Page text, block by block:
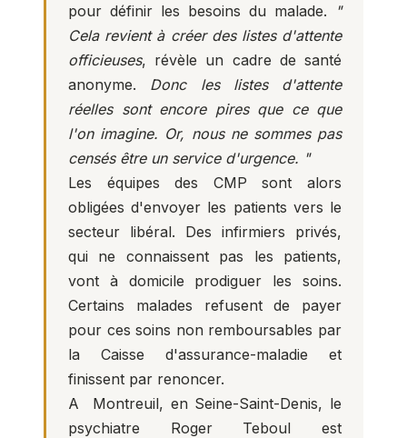
pour définir les besoins du malade.
"
Cela revient à créer des listes d'attente
officieuses, révèle un cadre de santé
anonyme. Donc les listes d'attente
réelles sont encore pires que ce que
l'on imagine. Or, nous ne sommes pas
censés être un service d'urgence. "
Les équipes des CMP sont alors
obligées d'envoyer les patients vers le
secteur libéral. Des infirmiers privés,
qui ne connaissent pas les patients,
vont à domicile prodiguer les soins.
Certains malades refusent de payer
pour ces soins non remboursables par
la Caisse d'assurance-maladie et
finissent par renoncer.
A Montreuil, en Seine-Saint-Denis, le
psychiatre Roger Teboul est